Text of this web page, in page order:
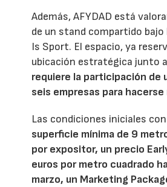
Además, AFYDAD está
de un stand compartido bajo
Is Sport. El espacio, ya
ubicación estratégica junto
requiere la participación de
seis empresas para hacerse
Las condiciones iniciales
superficie mínima de 9
por expositor, un precio
euros por metro cuadrado
marzo, un Marketing